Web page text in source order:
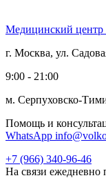
Медицинский
г. Москва, ул.
9:00 - 21:00
м. Серпуховско-
Помощь и
WhatsApp
+7 (966) 340-96-46
На связи ежедневно